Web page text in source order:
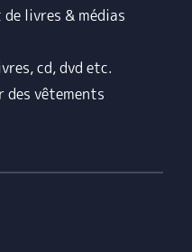
livres & médias
cd, dvd etc.
des vêtements